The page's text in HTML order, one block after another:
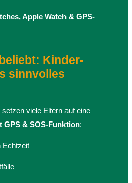
Apple Watch & GPS-
Kinder-
sinnvolles
viele Eltern auf eine
GPS & SOS-Funktion:
Echtzeit